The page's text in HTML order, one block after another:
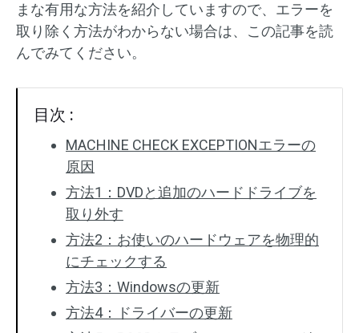
まな有用な方法を紹介していますので、エラーを
取り除く方法がわからない場合は、この記事を読
んでみてください。
目次 :
MACHINE CHECK EXCEPTIONエラーの
原因
方法1：DVDと追加のハードドライブを
取り外す
方法2：お使いのハードウェアを物理的
にチェックする
方法3：Windowsの更新
方法4：ドライバーの更新